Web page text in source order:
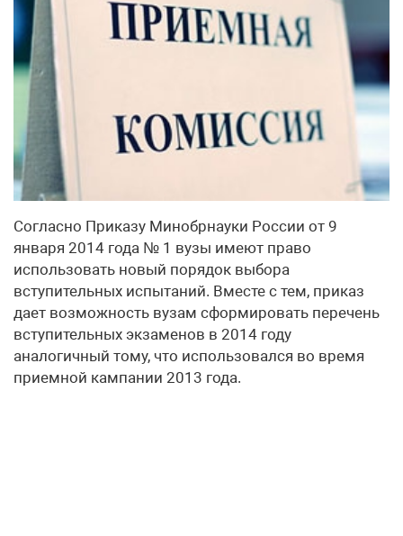
Согласно Приказу Минобрнауки России от 9
января 2014 года № 1 вузы имеют право
использовать новый порядок выбора
вступительных испытаний. Вместе с тем, приказ
дает возможность вузам сформировать перечень
вступительных экзаменов в 2014 году
аналогичный тому, что использовался во время
приемной кампании 2013 года.